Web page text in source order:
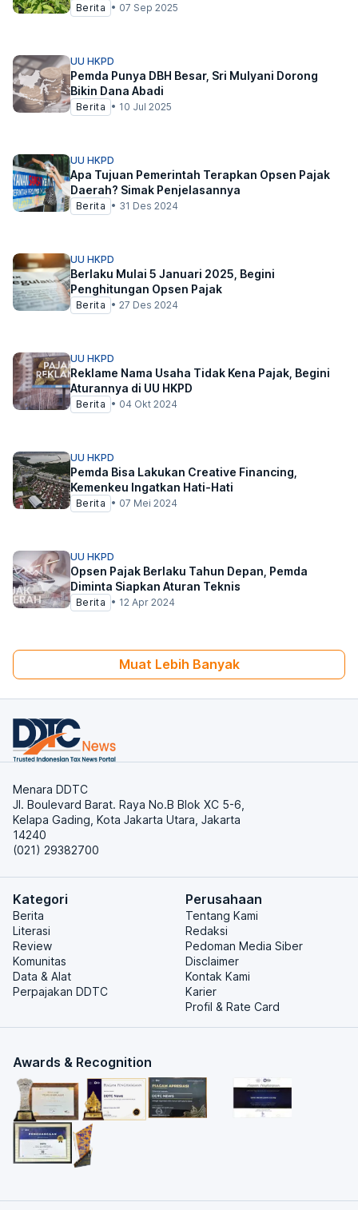
Berita • 07 Sep 2025
UU HKPD
Pemda Punya DBH Besar, Sri Mulyani Dorong
Bikin Dana Abadi
Berita • 10 Jul 2025
UU HKPD
Apa Tujuan Pemerintah Terapkan Opsen Pajak
Daerah? Simak Penjelasannya
Berita • 31 Des 2024
UU HKPD
Berlaku Mulai 5 Januari 2025, Begini
Penghitungan Opsen Pajak
Berita • 27 Des 2024
UU HKPD
Reklame Nama Usaha Tidak Kena Pajak, Begini
Aturannya di UU HKPD
Berita • 04 Okt 2024
UU HKPD
Pemda Bisa Lakukan Creative Financing,
Kemenkeu Ingatkan Hati-Hati
Berita • 07 Mei 2024
UU HKPD
Opsen Pajak Berlaku Tahun Depan, Pemda
Diminta Siapkan Aturan Teknis
Berita • 12 Apr 2024
Muat Lebih Banyak
Menara DDTC
Jl. Boulevard Barat. Raya No.B Blok XC 5-6,
Kelapa Gading, Kota Jakarta Utara, Jakarta
14240
(021) 29382700
Kategori
Berita
Literasi
Review
Komunitas
Data & Alat
Perpajakan DDTC
Perusahaan
Tentang Kami
Redaksi
Pedoman Media Siber
Disclaimer
Kontak Kami
Karier
Profil & Rate Card
Awards & Recognition